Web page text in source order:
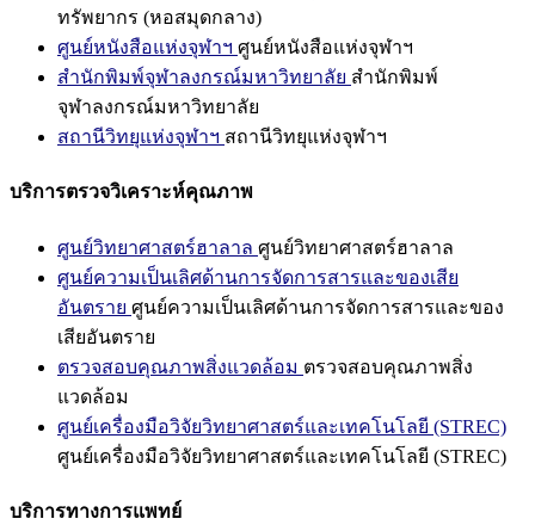
ทรัพยากร (หอสมุดกลาง)
ศูนย์หนังสือแห่งจุฬาฯ ศูนย์หนังสือแห่งจุฬาฯ
สำนักพิมพ์จุฬาลงกรณ์มหาวิทยาลัย สำนักพิมพ์
จุฬาลงกรณ์มหาวิทยาลัย
สถานีวิทยุแห่งจุฬาฯ สถานีวิทยุแห่งจุฬาฯ
บริการตรวจวิเคราะห์คุณภาพ
ศูนย์วิทยาศาสตร์ฮาลาล ศูนย์วิทยาศาสตร์ฮาลาล
ศูนย์ความเป็นเลิศด้านการจัดการสารและของเสีย
อันตราย ศูนย์ความเป็นเลิศด้านการจัดการสารและของ
เสียอันตราย
ตรวจสอบคุณภาพสิ่งแวดล้อม ตรวจสอบคุณภาพสิ่ง
แวดล้อม
ศูนย์เครื่องมือวิจัยวิทยาศาสตร์และเทคโนโลยี (STREC)
ศูนย์เครื่องมือวิจัยวิทยาศาสตร์และเทคโนโลยี (STREC)
บริการทางการแพทย์